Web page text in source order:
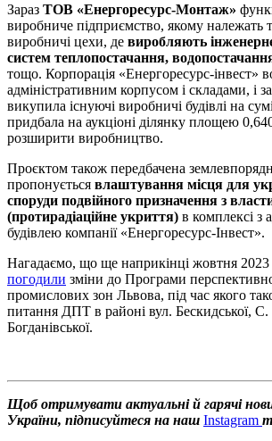
Зараз ТОВ «Енергоресурс-Монтаж»
виробниче підприємство, якому належать
виробничі цехи, де виробляють
систем теплопостачання,
тощо. Корпорація «Енергоресурс-інвест»
адміністративним корпусом і складами, і
викупила існуючі виробничі будівлі на
придбала на аукціоні ділянку площею
розширити виробництво.
Проєктом також передбачена
пропонується влаштування місця для
споруди подвійного призначення з
(протирадіаційне укриття) в комплексі з
будівлею компанії «Енергоресурс-Інвест».
Нагадаємо, що ще наприкінці жовтня 2023
погодили зміни до Програми
промислових зон Львова, під час якого
питання ДПТ в районі вул. Бескидської, С.
Богданівської.
Щоб отримувати актуальні й гарячі
України, підписуйтеся на наш Instagram